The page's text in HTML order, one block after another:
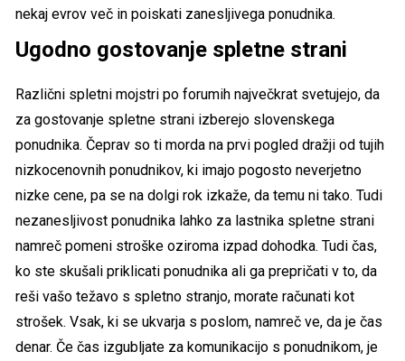
nekaj evrov več in poiskati zanesljivega ponudnika.
Ugodno gostovanje spletne strani
Različni spletni mojstri po forumih največkrat svetujejo, da
za gostovanje spletne strani izberejo slovenskega
ponudnika. Čeprav so ti morda na prvi pogled dražji od tujih
nizkocenovnih ponudnikov, ki imajo pogosto neverjetno
nizke cene, pa se na dolgi rok izkaže, da temu ni tako. Tudi
nezanesljivost ponudnika lahko za lastnika spletne strani
namreč pomeni stroške oziroma izpad dohodka. Tudi čas,
ko ste skušali priklicati ponudnika ali ga prepričati v to, da
reši vašo težavo s spletno stranjo, morate računati kot
strošek. Vsak, ki se ukvarja s poslom, namreč ve, da je čas
denar. Če čas izgubljate za komunikacijo s ponudnikom, je